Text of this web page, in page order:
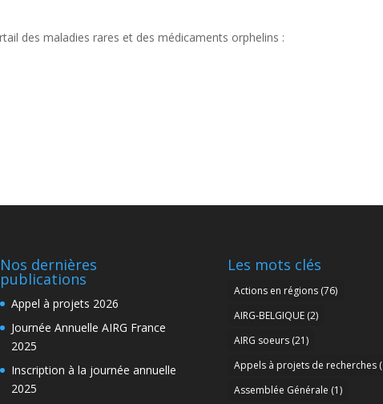
des maladies rares et des médicaments orphelins :
Nos dernières
publications
Appel à projets 2026
Journée Annuelle AIRG France
2025
Inscription à la journée annuelle
2025
Les mots clés
Actions en régions(76)
AIRG-BELGIQUE(2)
AIRG soeurs(21)
Appels à projets de recherches
Assemblée Générale (1)